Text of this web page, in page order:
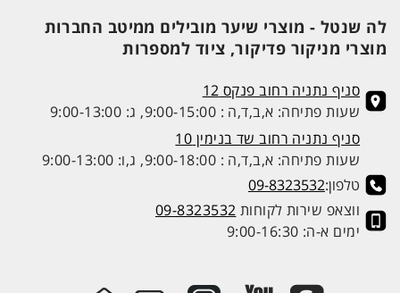
לה שנטל - מוצרי שיער מובילים ממיטב החברות
מוצרי מניקור פדיקור, ציוד למספרות
סניף נתניה רחוב פנקס 12
שעות פתיחה: א,ב,ד,ה : 9:00-15:00, ג: 9:00-13:00
סניף נתניה רחוב שד בנימין 10
שעות פתיחה: א,ב,ד,ה : 9:00-18:00, ג,ו: 9:00-13:00
טלפון:09-8323532
ווצאפ שירות לקוחות 09-8323532
ימים א-ה: 9:00-16:30